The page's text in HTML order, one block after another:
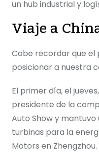
un hub industrial y
Viaje a
Cabe recordar que el
posicionar a nuestra
El primer día, el
presidente de la
Auto Show y
turbinas para la
Motors en Zhengzhou.